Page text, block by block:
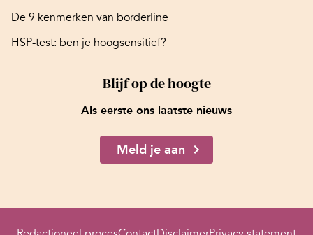
De 9 kenmerken van borderline
HSP-test: ben je hoogsensitief?
Blijf op de hoogte
Als eerste ons laatste nieuws
Meld je aan